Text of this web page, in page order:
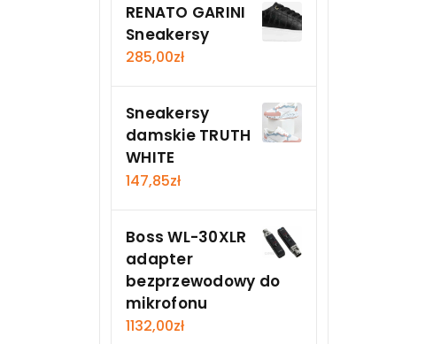
RENATO GARINI
Sneakersy
285,00zł
Sneakersy
damskie TRUTH
WHITE
147,85zł
Boss WL-30XLR
adapter
bezprzewodowy do
mikrofonu
1132,00zł